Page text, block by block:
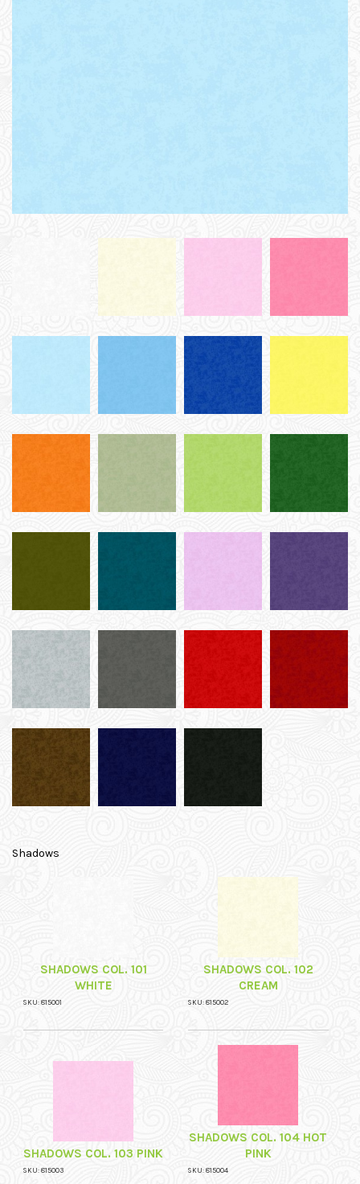
Shadows
SHADOWS COL. 101
WHITE
SKU: 815001
SHADOWS COL. 102
CREAM
SKU: 815002
SHADOWS COL. 103 PINK
SKU: 815003
SHADOWS COL. 104 HOT
PINK
SKU: 815004